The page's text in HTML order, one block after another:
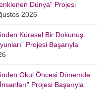
Dünya” Projesi
2026
Küresel Bir Dokunuş:
Projesi Başarıyla
Okul Öncesi Dönemde
Projesi Başarıyla